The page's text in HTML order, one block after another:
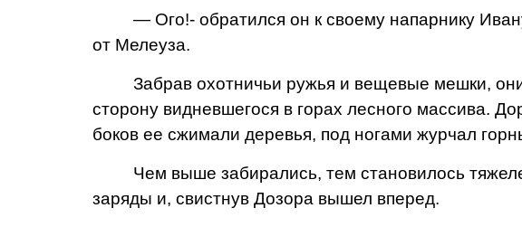
— Ого!- обратился он к своему напарнику
от Мелеуза.
Забрав охотничьи ружья и ве­щевые мешки,
сторону видневшегося в горах лесного массива.
боков ее сжимали деревья, под ногами жур­чал
Чем выше забирались, тем становилось
заряды и, свистнув Дозора вышел вперед.